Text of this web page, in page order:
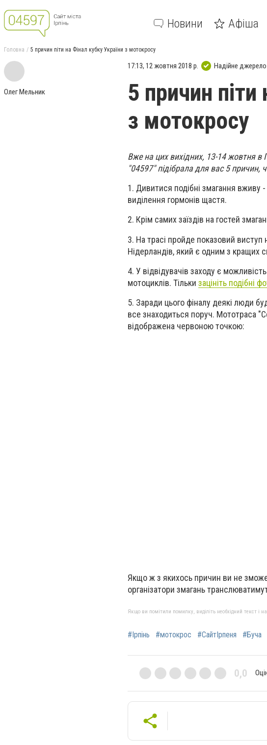
Новини Афіша
Головна 5 причин піти на Фінал кубку України з мотокросу
Олег Мельник
17:13, 12 жовтня 2018 р. Надійне джерело
5 причин
з мотокросу
Вже на цих вихідних, 13-14 жовтня в
"04597" підібрала для вас 5 причин,
1. Дивитися подібні змагання вживу
виділення гормонів щастя.
2. Крім самих заїздів на гостей
3. На трасі пройде показовий виступ
Нідерландів, який є одним з кращих
4. У відвідувачів заходу є
мотоциклів. Тільки зацініть подібні
5. Заради цього фіналу деякі люди
все знаходиться поруч. Мототраса
відображена червоною точкою:
Якщо ж з якихось причин ви не
організатори змагань
Якщо ви помітили помилку, виділіть необхідний текст і
#Ірпінь #мотокрос #СайтІрпеня #Буча
0,0